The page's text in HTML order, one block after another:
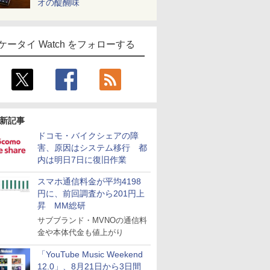
オの醍醐味
ータイ Watch をフォローする
記事
ドコモ・バイクシェアの障
害、原因はシステム移行 都
内は明日7日に復旧作業
スマホ通信料金が平均4198
円に、前回調査から201円上
昇 MM総研
サブブランド・MVNOの通信料
金や本体代金も値上がり
「YouTube Music Weekend
12.0」、8月21日から3日間